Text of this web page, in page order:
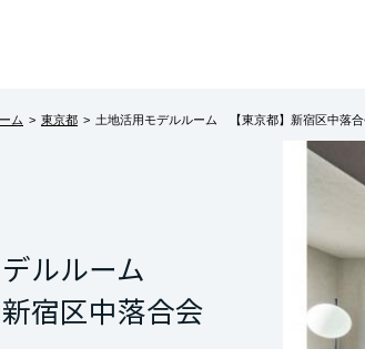
ンアップ
客さま
マンション
フォームとは
・投資開発
発事業（ASMACI-アスマチ-）
メニュー
るりんぐ（ロングサポート）
ム > 東京都 > 土地活用モデルルーム 【東京都】新宿区中落
ルルーム
新宿区中落合会
東北
土地活用モデルルー
新宿区中落合にありながら、
た低層賃貸物件です。
ファミリータイプ（３LDK）
設計を生かし、３ｍの高天井